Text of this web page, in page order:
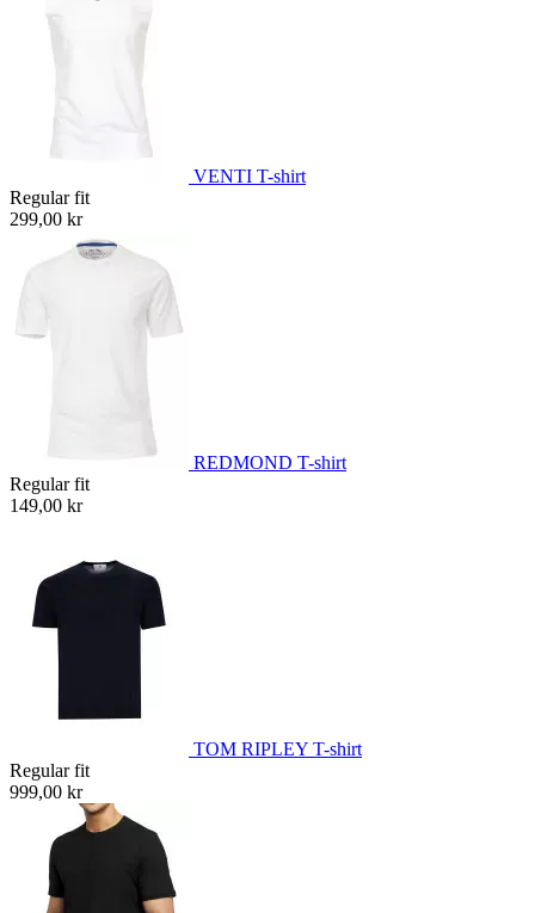
VENTI T-shirt
Regular fit
299,00 kr
REDMOND T-shirt
Regular fit
149,00 kr
TOM RIPLEY T-shirt
Regular fit
999,00 kr